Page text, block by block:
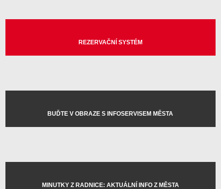
REZERVAČNÍ SYSTÉM
BUĎTE V OBRAZE S INFOSERVISEM MĚSTA
MINUTKY Z RADNICE: AKTUÁLNÍ INFO Z MĚSTA